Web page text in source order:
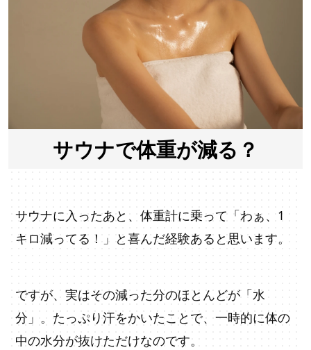
サウナで体重が減る？
サウナに入ったあと、体重計に乗って「わぁ、1
キロ減ってる！」と喜んだ経験あると思います。
ですが、実はその減った分のほとんどが「水
分」。たっぷり汗をかいたことで、一時的に体の
中の水分が抜けただけなのです。